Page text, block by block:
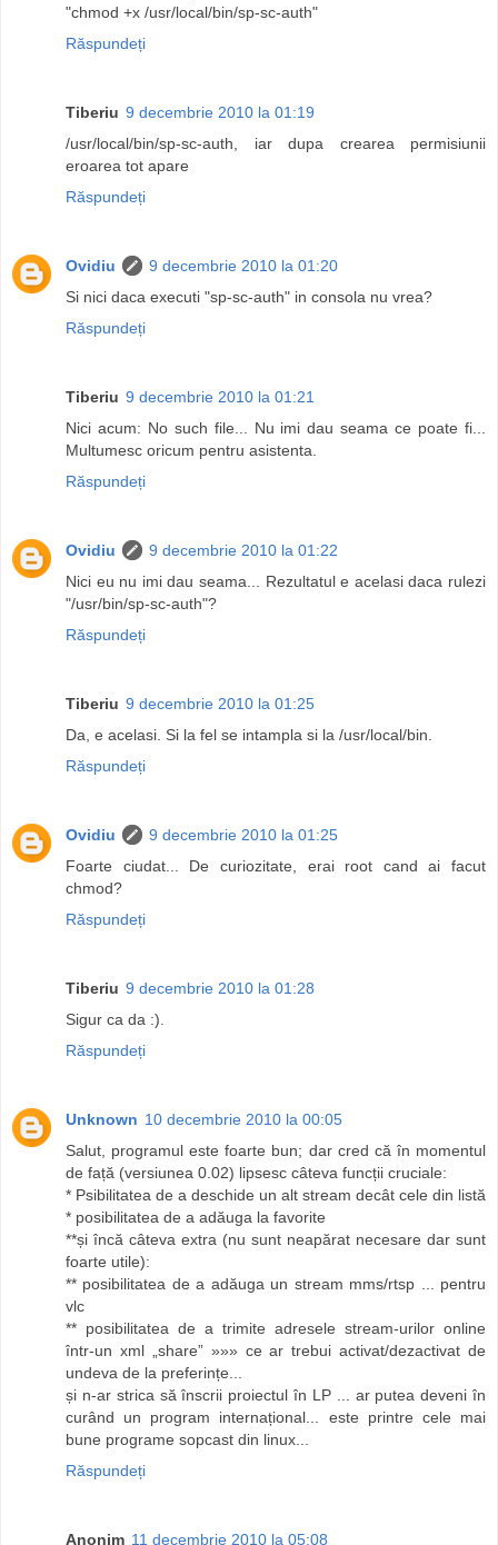
"chmod +x /usr/local/bin/sp-sc-auth"
Răspundeți
Tiberiu 9 decembrie 2010 la 01:19
/usr/local/bin/sp-sc-auth, iar dupa crearea permisiunii
eroarea tot apare
Răspundeți
Ovidiu
9 decembrie 2010 la 01:20
Si nici daca executi "sp-sc-auth" in consola nu vrea?
Răspundeți
Tiberiu 9 decembrie 2010 la 01:21
Nici acum: No such file... Nu imi dau seama ce poate fi...
Multumesc oricum pentru asistenta.
Răspundeți
Ovidiu
9 decembrie 2010 la 01:22
Nici eu nu imi dau seama... Rezultatul e acelasi daca rulezi
"/usr/bin/sp-sc-auth"?
Răspundeți
Tiberiu 9 decembrie 2010 la 01:25
Da, e acelasi. Si la fel se intampla si la /usr/local/bin.
Răspundeți
Ovidiu
9 decembrie 2010 la 01:25
Foarte ciudat... De curiozitate, erai root cand ai facut
chmod?
Răspundeți
Tiberiu 9 decembrie 2010 la 01:28
Sigur ca da :).
Răspundeți
Unknown 10 decembrie 2010 la 00:05
Salut, programul este foarte bun; dar cred că în momentul
de față (versiunea 0.02) lipsesc câteva funcții cruciale:
* Psibilitatea de a deschide un alt stream decât cele din listă
* posibilitatea de a adăuga la favorite
**și încă câteva extra (nu sunt neapărat necesare dar sunt
foarte utile):
** posibilitatea de a adăuga un stream mms/rtsp ... pentru
vlc
** posibilitatea de a trimite adresele stream-urilor online
într-un xml „share” »»» ce ar trebui activat/dezactivat de
undeva de la preferințe...
și n-ar strica să înscrii proiectul în LP ... ar putea deveni în
curând un program internațional... este printre cele mai
bune programe sopcast din linux...
Răspundeți
Anonim 11 decembrie 2010 la 05:08